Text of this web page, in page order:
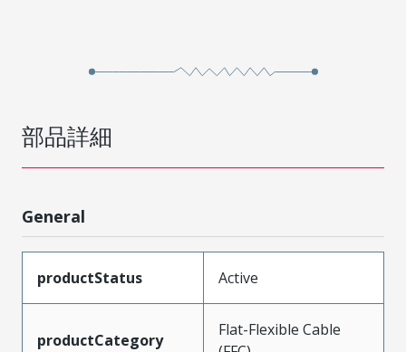
部品詳細
General
productStatus Active
productCategory
Flat-Flexible Cable